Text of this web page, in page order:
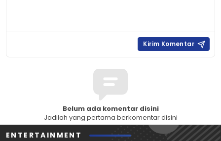
Belum ada komentar disini
Jadilah yang pertama berkomentar disini
ENTERTAINMENT